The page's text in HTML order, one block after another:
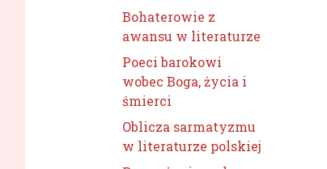
Bohaterowie z
awansu w literaturze
Poeci barokowi
wobec Boga, życia i
śmierci
Oblicza sarmatyzmu
w literaturze polskiej